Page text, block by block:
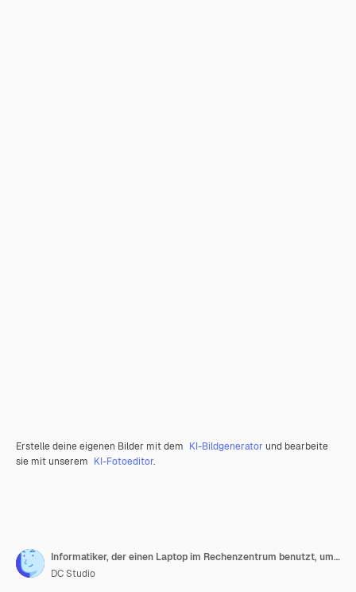
Erstelle deine eigenen Bilder mit dem KI-Bildgenerator und bearbeite
sie mit unserem KI-Fotoeditor.
Informatiker, der einen Laptop im Rechenzentrum benutzt, um KI zu aktualisieren
DC Studio